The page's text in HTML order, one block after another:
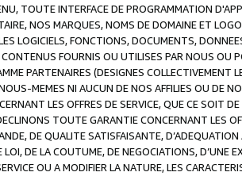
TOUTE INTERFACE DE PROGRAMMATION
NOS MARQUES, NOMS DE DOMAINE ET
LOGICIELS, FONCTIONS, DOCUMENTS,
FOURNIS OU UTILISES PAR NOUS OU
PARTENAIRES (DESIGNES COLLECTIVEMENT
MEMES NI AUCUN DE NOS AFFILIES OU DE
LES OFFRES DE SERVICE, QUE CE SOIT
TOUTE GARANTIE CONCERNANT LES
DE QUALITE SATISFAISANTE,
LOI, DE LA COUTUME, DE NEGOCIATIONS, D’UNE
OU A MODIFIER LA NATURE, LES